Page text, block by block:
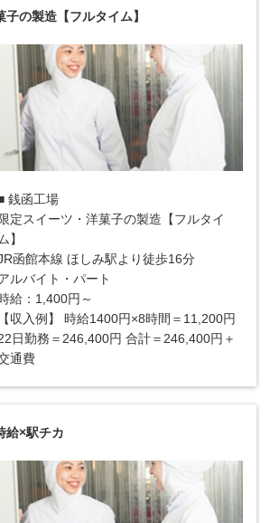
の製造【フルタイム】
銭函工場
限定スイーツ・洋菓子の製造【フルタイ
ム】
函館本線 ほしみ駅より徒歩16分
ルバイト・パート
給：1,400円～
【収入例】 時給1400円×8時間＝11,200円
日勤務＝246,400円 合計＝246,400円＋
通費
給×駅チカ